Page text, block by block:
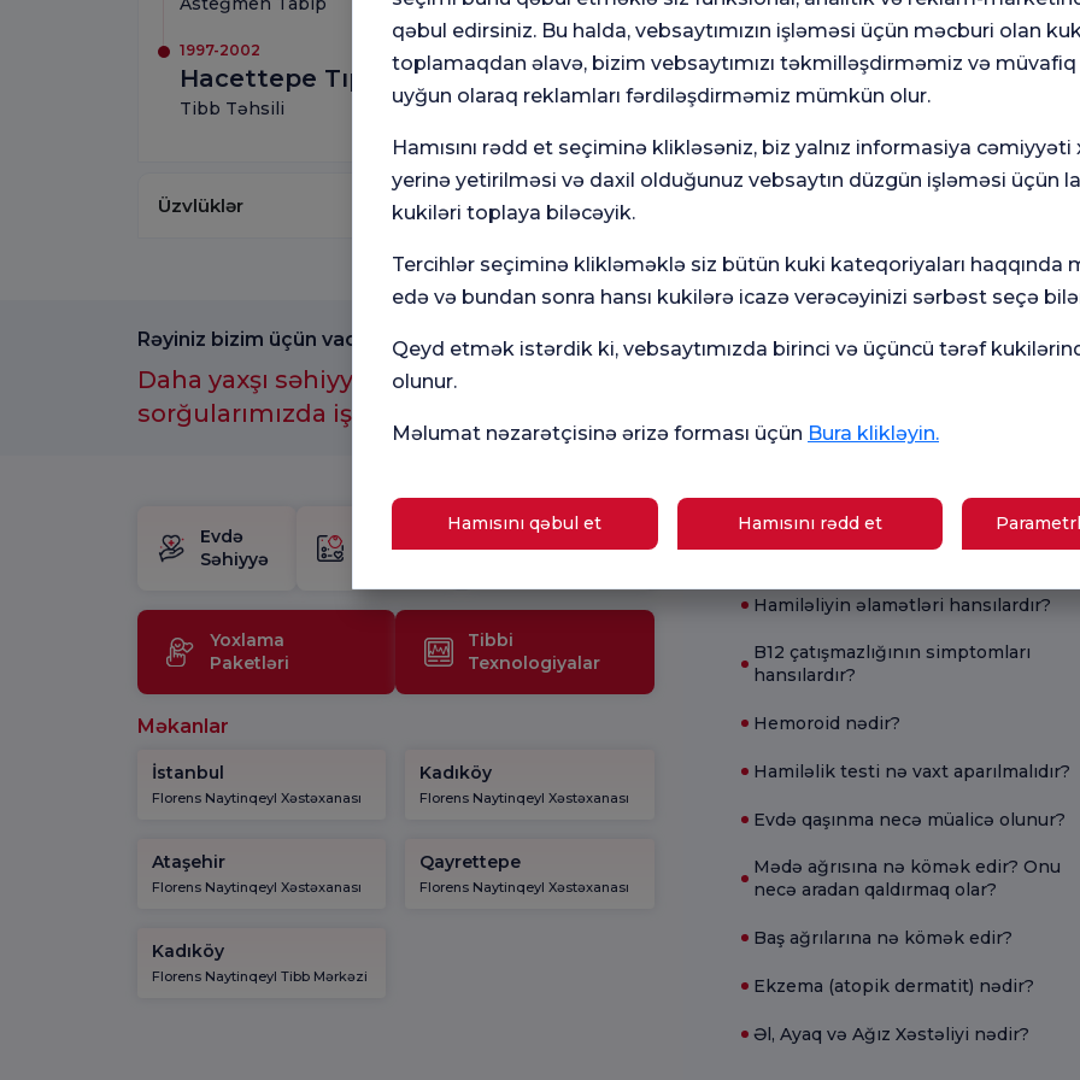
1997-2002
Hacettepe Tıp Fakültesi
Tibb Təhsili
Üzvlüklər
Evdə
Səhiyyə
Hamiləlik
Yoxlama
Paketləri
Tibbi
Texnologiyalar
Məkanlar
İstanbul
Florens Naytinqeyl Xəstəxanası
Kadıköy
Florens Naytinqeyl Xəstəxanası
Ataşehir
Florens Naytinqeyl Xəstəxanası
Qayrettepe
Florens Naytinqeyl Xəstəxanası
Kadıköy
Florens Naytinqeyl Tibb Mərkəzi
Mövcud Sağlamlıq
İshal üçün nə yaxşıdır?
Hamiləliyin əlamətləri hansılardır?
B12 çatışmazlığının simptomları
hansılardır?
Hemoroid nədir?
Hamiləlik testi nə vaxt aparılmalıdır?
Evdə qaşınma necə müalicə olunur?
Mədə ağrısına nə kömək edir? Onu
necə aradan qaldırmaq olar?
Baş ağrılarına nə kömək edir?
Ekzema (atopik dermatit) nədir?
Əl, Ayaq və Ağız Xəstəliyi nədir?
Rəyiniz bizim üçün vacibdir.
Daha yaxşı səhiyyə təcrübəsi üçün
sorğularımızda iştirak etməyi unutmayın.
Ümumi
qəbul edirsiniz. Bu halda, vebsaytımızın işləməsi üçün məcburi olan
toplamaqdan əlavə, bizim vebsaytımızı təkmilləşdirməmiz və
uyğun olaraq reklamları fərdiləşdirməmiz mümkün olur.
Hamısını rədd et seçiminə klikləsəniz, biz yalnız informasiya
yerinə yetirilməsi və daxil olduğunuz vebsaytın düzgün işləməsi üçün
kukiləri toplaya biləcəyik.
Tercihlər seçiminə klikləməklə siz bütün kuki kateqoriyaları haqqında
edə və bundan sonra hansı kukilərə icazə verəcəyinizi sərbəst seçə
Qeyd etmək istərdik ki, vebsaytımızda birinci və üçüncü tərəf
olunur.
Məlumat nəzarətçisinə ərizə forması üçün Bura klikləyin.
Hamısını qəbul et Hamısını rədd et